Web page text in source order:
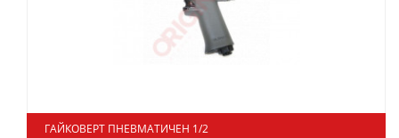
ГАЙКОВЕРТ ПНЕВМАТИЧЕН 1/2